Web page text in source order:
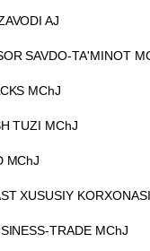
AJ
SAVDO-TA'MINOT
MChJ
TUZI MChJ
MChJ
XUSUSIY KORXONASI
TRADE MChJ